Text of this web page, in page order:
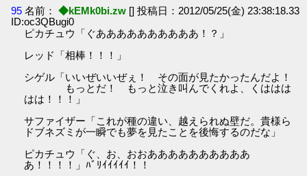
95 名前： ◆kEMk0bi.zw [] 投稿日：2012/05/25(金) 23:38:18.33
ID:oc3QBugi0
ピカチュウ「ぐああああああああああ！？」
レッド「相棒！！！」
シゲル「いいぜいいぜぇ！ その面が見たかったんだよ！
もっとだ！ もっと泣き叫んでくれよ、くははは
はは！！！」
サファイザー「これが種の違い、越えられぬ壁だ。貴様ら
ドブネズミが一瞬でも夢を見たことを後悔するのだな」
ピカチュウ「ぐ、お、おおああああああああああ
あ！！！！」ﾊﾞﾘｲｲｲｲｲ！！